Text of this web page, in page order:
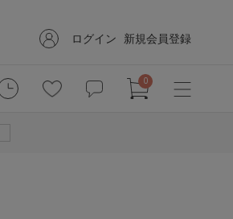
ログイン 新規会員登録
0